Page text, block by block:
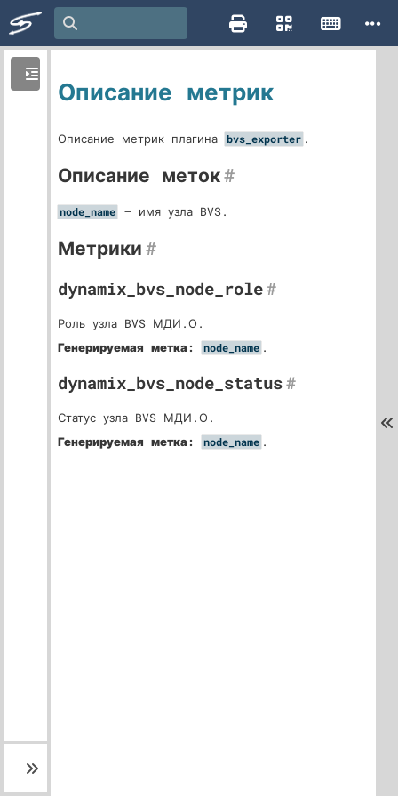
Описание метрик
Описание метрик плагина bvs_exporter .
Описание меток#
node_name — имя узла BVS.
Метрики#
dynamix_bvs_node_role#
Роль узла BVS МДИ.О.
Генерируемая метка:
node_name .
dynamix_bvs_node_status#
Статус узла BVS МДИ.О.
Генерируемая метка:
node_name .